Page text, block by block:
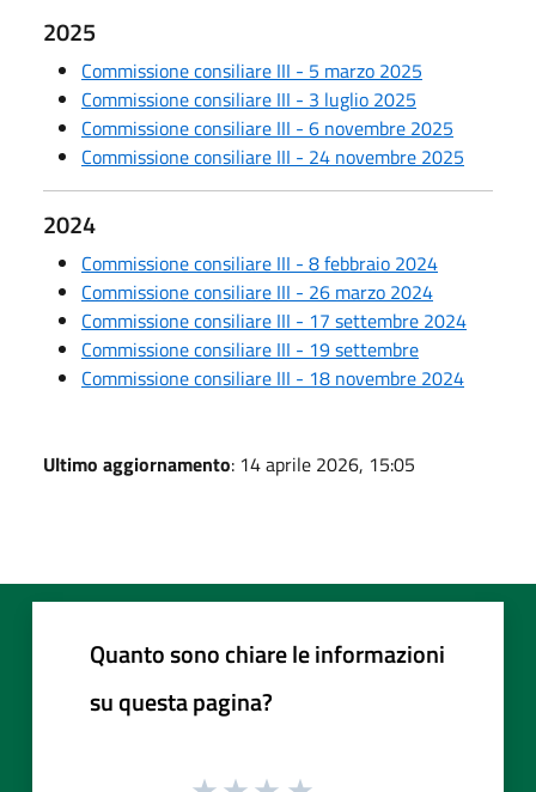
2025
Commissione consiliare III - 5 marzo 2025
Commissione consiliare III - 3 luglio 2025
Commissione consiliare III - 6 novembre 2025
Commissione consiliare III - 24 novembre 2025
2024
Commissione consiliare III - 8 febbraio 2024
Commissione consiliare III - 26 marzo 2024
Commissione consiliare III - 17 settembre 2024
Commissione consiliare III - 19 settembre
Commissione consiliare III - 18 novembre 2024
Ultimo aggiornamento: 14 aprile 2026, 15:05
Quanto sono chiare le informazioni
su questa pagina?